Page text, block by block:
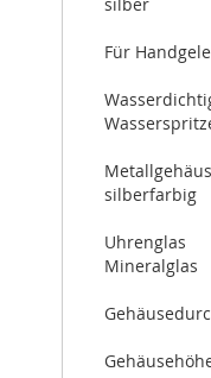
Für
silberfarbig
Uhrenglas
Mineralglas